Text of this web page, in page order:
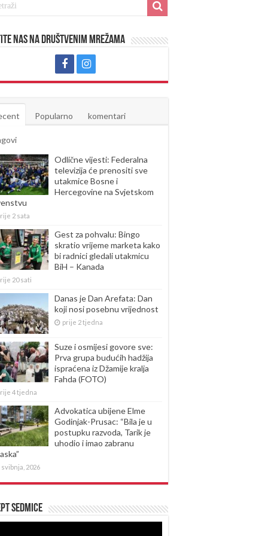
nas na društvenim mrežama
Popularno komentari
Odlične vijesti: Federalna
televizija će prenositi sve
utakmice Bosne i
Hercegovine na Svjetskom
2 sata
Gest za pohvalu: Bingo
skratio vrijeme marketa kako
bi radnici gledali utakmicu
BiH – Kanada
20 sati
Danas je Dan Arefata: Dan
koji nosi posebnu vrijednost
prije 2 tjedna
Suze i osmijesi govore sve:
Prva grupa budućih hadžija
ispraćena iz Džamije kralja
Fahda (FOTO)
4 tjedna
Advokatica ubijene Elme
Godinjak-Prusac: “Bila je u
postupku razvoda, Tarik je
uhodio i imao zabranu
svibnja, 2026
sedmice